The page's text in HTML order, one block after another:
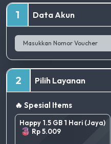
1 Data Akun
2 Pilih Layanan
🔥 Spesial Items
Happy 1.5 GB 1 Hari (Jaya)
Rp 5.009